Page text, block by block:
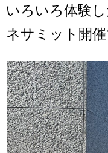
いろいろ体験
ネサミット開催